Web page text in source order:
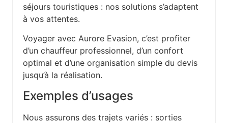
séjours touristiques : nos solutions s’adaptent
à vos attentes.
Voyager avec Aurore Evasion, c’est profiter
d’un chauffeur professionnel, d’un confort
optimal et d’une organisation simple du devis
jusqu’à la réalisation.
Exemples d’usages
Nous assurons des trajets variés : sorties